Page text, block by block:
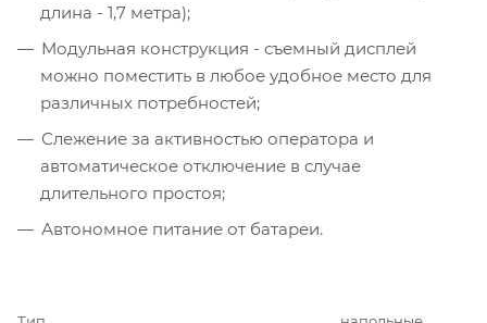
длина - 1,7 метра);
Модульная конструкция - съемный дисплей
можно поместить в любое удобное место для
различных потребностей;
Слежение за активностью оператора и
автоматическое отключение в случае
длительного простоя;
Автономное питание от батареи.